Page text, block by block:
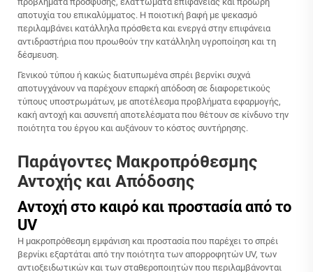
αποτυχία του επικαλύμματος. Η ποιοτική βαφή με ψεκασμό
περιλαμβάνει κατάλληλα πρόσθετα και ενεργά στην επιφάνεια
αντιδραστήρια που προωθούν την κατάλληλη υγροποίηση και τη
δέσμευση.
Γενικού τύπου ή κακώς διατυπωμένα σπρέι βερνίκι συχνά
αποτυγχάνουν να παρέχουν επαρκή απόδοση σε διαφορετικούς
τύπους υποστρωμάτων, με αποτέλεσμα προβλήματα εφαρμογής,
κακή αντοχή και ασυνεπή αποτελέσματα που θέτουν σε κίνδυνο την
ποιότητα του έργου και αυξάνουν το κόστος συντήρησης.
Παράγοντες Μακροπρόθεσμης
Αντοχής και Απόδοσης
Αντοχή στο καιρό και προστασία από το
UV
Η μακροπρόθεσμη εμφάνιση και προστασία που παρέχει το σπρέι
βερνίκι εξαρτάται από την ποιότητα των απορροφητών UV, των
αντιοξειδωτικών και των σταθεροποιητών που περιλαμβάνονται